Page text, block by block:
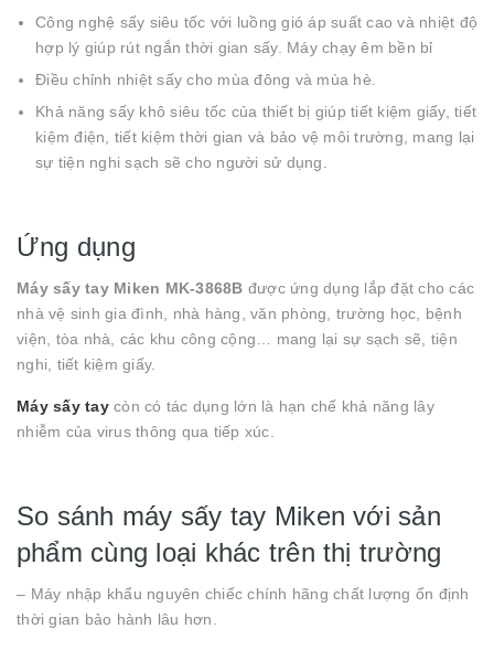
Công nghệ sấy siêu tốc với luồng gió áp suất cao và nhiệt độ
hợp lý giúp rút ngắn thời gian sấy. Máy chạy êm bền bỉ
Điều chỉnh nhiệt sấy cho mùa đông và mùa hè.
Khả năng sấy khô siêu tốc của thiết bị giúp tiết kiệm giấy, tiết
kiệm điện, tiết kiệm thời gian và bảo vệ môi trường, mang lại
sự tiện nghi sạch sẽ cho người sử dụng.
Ứng dụng
Máy sấy tay Miken MK-3868B được ứng dụng lắp đặt cho các
nhà vệ sinh gia đình, nhà hàng, văn phòng, trường học, bệnh
viện, tòa nhà, các khu công cộng… mang lại sự sạch sẽ, tiện
nghi, tiết kiệm giấy.
Máy sấy taycòn có tác dụng lớn là hạn chế khả năng lây
nhiễm của virus thông qua tiếp xúc.
So sánh máy sấy tay Miken với sản
phẩm cùng loại khác trên thị trường
– Máy nhập khẩu nguyên chiếc chính hãng chất lượng ổn định
thời gian bảo hành lâu hơn.